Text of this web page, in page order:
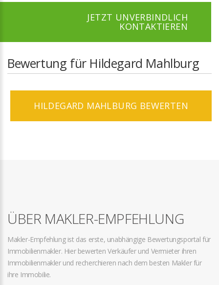
JETZT UNVERBINDLICH
KONTAKTIEREN
Bewertung für Hildegard Mahlburg
HILDEGARD MAHLBURG BEWERTEN
ÜBER MAKLER-EMPFEHLUNG
Makler-Empfehlung ist das erste, unabhängige Bewertungsportal für
Immobilienmakler. Hier bewerten Verkäufer und Vermieter ihren
Immobilienmakler und recherchieren nach dem besten Makler für
ihre Immobilie.